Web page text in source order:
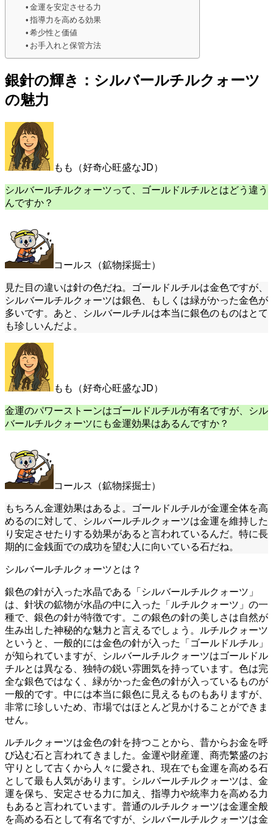
金運を安定させる力
指導力を高める効果
希少性と価値
お手入れと保管方法
銀針の輝き：シルバールチルクォーツ
の魅力
もも（好奇心旺盛なJD）
シルバールチルクォーツって、ゴールドルチルとはどう違う
んですか？
コールス（鉱物採掘士）
見た目の違いは針の色だね。ゴールドルチルは金色ですが、
シルバールチルクォーツは銀色、もしくは緑がかった金色が
多いです。あと、シルバールチルは本当に銀色のものはとて
も珍しいんだよ。
もも（好奇心旺盛なJD）
金運のパワーストーンはゴールドルチルが有名ですが、シル
バールチルクォーツにも金運効果はあるんですか？
コールス（鉱物採掘士）
もちろん金運効果はあるよ。ゴールドルチルが金運全体を高
めるのに対して、シルバールチルクォーツは金運を維持した
り安定させたりする効果があると言われているんだ。特に長
期的に金銭面での成功を望む人に向いている石だね。
シルバールチルクォーツとは？
銀色の針が入った水晶である「シルバールチルクォーツ」
は、針状の鉱物が水晶の中に入った「ルチルクォーツ」の一
種で、銀色の針が特徴です。この銀色の針の美しさは自然が
生み出した神秘的な魅力と言えるでしょう。ルチルクォーツ
というと、一般的には金色の針が入った「ゴールドルチル」
が知られていますが、シルバールチルクォーツはゴールドル
チルとは異なる、独特の鋭い雰囲気を持っています。色は完
全な銀色ではなく、緑がかった金色の針が入っているものが
一般的です。中には本当に銀色に見えるものもありますが、
非常に珍しいため、市場ではほとんど見かけることができま
せん。
ルチルクォーツは金色の針を持つことから、昔からお金を呼
び込む石と言われてきました。金運や財産運、商売繁盛のお
守りとして古くから人々に愛され、現在でも金運を高める石
として最も人気があります。シルバールチルクォーツは、金
運を保ち、安定させる力に加え、指導力や統率力を高める力
もあると言われています。普通のルチルクォーツは金運全般
を高める石として有名ですが、シルバールチルクォーツは金